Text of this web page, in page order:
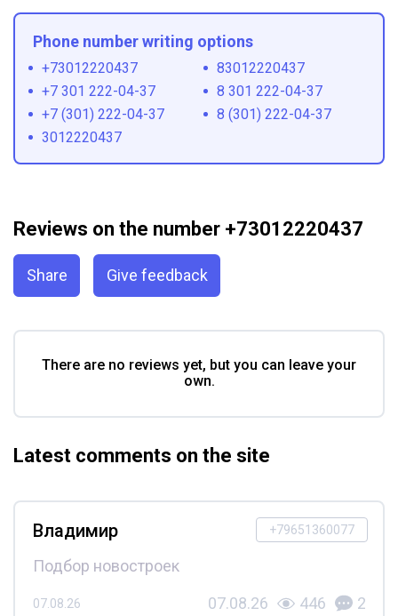
Phone number writing options
+73012220437
83012220437
+7 301 222-04-37
8 301 222-04-37
+7 (301) 222-04-37
8 (301) 222-04-37
3012220437
Reviews on the number +73012220437
Share Give feedback
There are no reviews yet, but you can leave your
own.
Latest comments on the site
+79651360077
Владимир
Подбор новостроек
07.08.26 07.08.26 446 2